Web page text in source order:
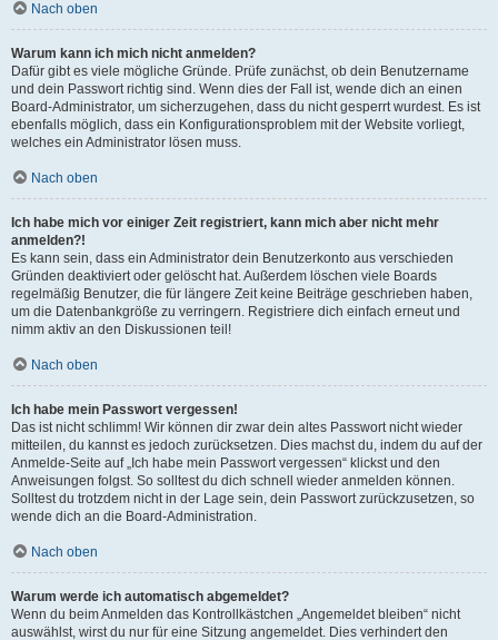
Nach oben
Warum kann ich mich nicht anmelden?
Dafür gibt es viele mögliche Gründe. Prüfe zunächst, ob dein Benutzername
und dein Passwort richtig sind. Wenn dies der Fall ist, wende dich an einen
Board-Administrator, um sicherzugehen, dass du nicht gesperrt wurdest. Es ist
ebenfalls möglich, dass ein Konfigurationsproblem mit der Website vorliegt,
welches ein Administrator lösen muss.
Nach oben
Ich habe mich vor einiger Zeit registriert, kann mich aber nicht mehr
anmelden?!
Es kann sein, dass ein Administrator dein Benutzerkonto aus verschieden
Gründen deaktiviert oder gelöscht hat. Außerdem löschen viele Boards
regelmäßig Benutzer, die für längere Zeit keine Beiträge geschrieben haben,
um die Datenbankgröße zu verringern. Registriere dich einfach erneut und
nimm aktiv an den Diskussionen teil!
Nach oben
Ich habe mein Passwort vergessen!
Das ist nicht schlimm! Wir können dir zwar dein altes Passwort nicht wieder
mitteilen, du kannst es jedoch zurücksetzen. Dies machst du, indem du auf der
Anmelde-Seite auf „Ich habe mein Passwort vergessen“ klickst und den
Anweisungen folgst. So solltest du dich schnell wieder anmelden können.
Solltest du trotzdem nicht in der Lage sein, dein Passwort zurückzusetzen, so
wende dich an die Board-Administration.
Nach oben
Warum werde ich automatisch abgemeldet?
Wenn du beim Anmelden das Kontrollkästchen „Angemeldet bleiben“ nicht
auswählst, wirst du nur für eine Sitzung angemeldet. Dies verhindert den